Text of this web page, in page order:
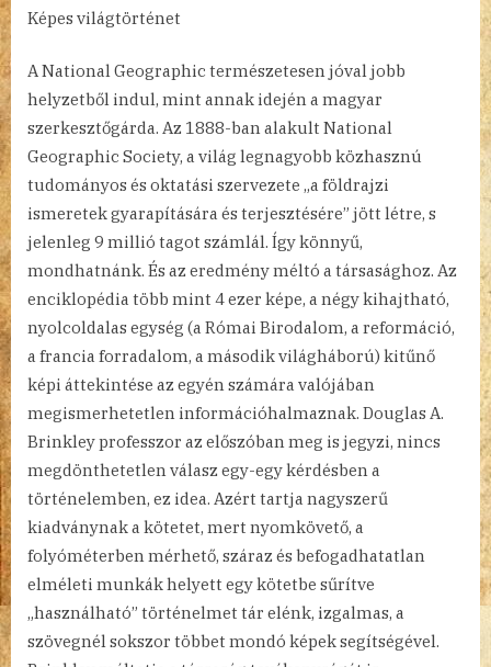
Képes világtörténet
A National Geographic természetesen jóval jobb
helyzetből indul, mint annak idején a magyar
szerkesztőgárda. Az 1888-ban alakult National
Geographic Society, a világ legnagyobb közhasznú
tudományos és oktatási szervezete „a földrajzi
ismeretek gyarapítására és terjesztésére” jött létre, s
jelenleg 9 millió tagot számlál. Így könnyű,
mondhatnánk. És az eredmény méltó a társasághoz. Az
enciklopédia több mint 4 ezer képe, a négy kihajtható,
nyolcoldalas egység (a Római Birodalom, a reformáció,
a francia forradalom, a második világháború) kitűnő
képi áttekintése az egyén számára valójában
megismerhetetlen információhalmaznak. Douglas A.
Brinkley professzor az előszóban meg is jegyzi, nincs
megdönthetetlen válasz egy-egy kérdésben a
történelemben, ez idea. Azért tartja nagyszerű
kiadványnak a kötetet, mert nyomkövető, a
folyóméterben mérhető, száraz és befogadhatatlan
elméleti munkák helyett egy kötetbe sűrítve
„használható” történelmet tár elénk, izgalmas, a
szövegnél sokszor többet mondó képek segítségével.